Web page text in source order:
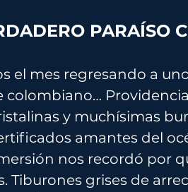
PARAÍSO
el mes regresando a
colombiano…
y muchísimas
amantes del
nos recordó por
Tiburones grises de